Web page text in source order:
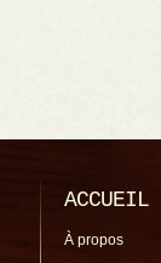
ACCUEIL
À propos